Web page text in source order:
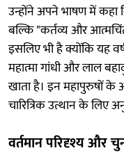
उन्होंने अपने भाषण में
बल्कि "कर्तव्य और
इसलिए भी है क्योंकि यह
महात्मा गांधी और लाल
खाता है। इन महापुरुषों
चारित्रिक उत्थान के लिए
वर्तमान परिदृश्य और